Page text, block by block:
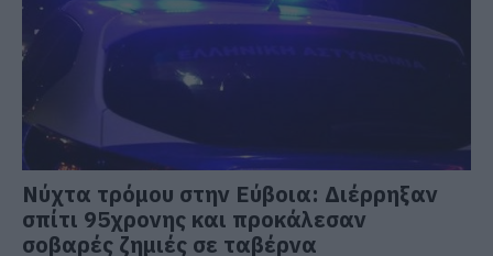
Νύχτα τρόμου στην Εύβοια: Διέρρηξαν
σπίτι 95χρονης και προκάλεσαν
σοβαρές ζημιές σε ταβέρνα